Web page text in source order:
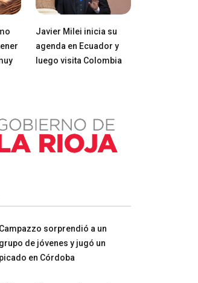
Javier Milei inicia su
agenda en Ecuador y
luego visita Colombia
Campazzo sorprendió a un
grupo de jóvenes y jugó un
picado en Córdoba